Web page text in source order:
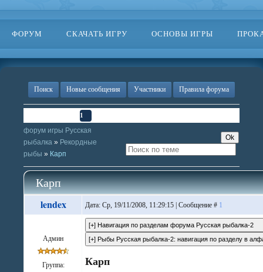
ФОРУМ СКАЧАТЬ ИГРУ ОСНОВЫ ИГРЫ
Поиск Новые сообщения Участники Правила форума
1
форум игры Русская
рыбалка » Рекордные
рыбы » Карп
Карп
lendex Дата: Ср, 19/11/2008, 11:29:15 | Сообщение # 1
Админ
Группа:
Карп